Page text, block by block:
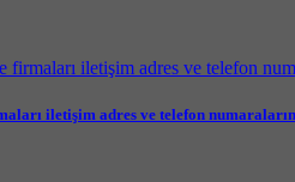
iletişim adres ve telefon